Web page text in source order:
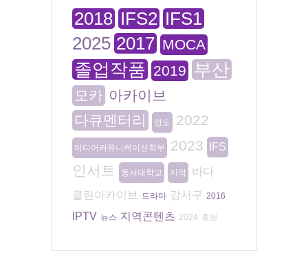
2018 IFS2 IFS1
2025 2017 MOCA
졸업작품 2019 부산
모카 아카이브
다큐멘터리
영도 2022
미디어커뮤니케이션학부 2023 IFS
인서트 동서대학교 지역
바다
클린아카이브
드라마 강서구 2016
IPTV 뉴스 지역콘텐츠 2024 홍보